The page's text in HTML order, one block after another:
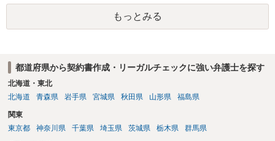
もっとみる
都道府県から契約書作成・リーガルチェックに強い弁護士を探す
北海道・東北
北海道
青森県 岩手県 宮城県 秋田県 山形県 福島県
関東
東京都
神奈川県 千葉県 埼玉県 茨城県 栃木県 群馬県